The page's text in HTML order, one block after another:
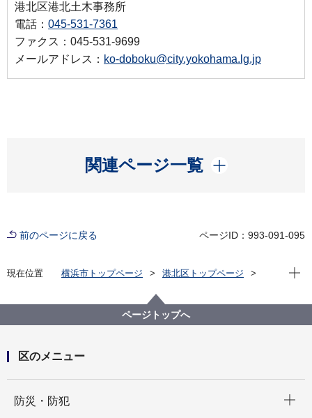
港北区港北土木事務所
電話： 045-531-7361
ファクス：045-531-9699
メールアドレス： ko-doboku@city.yokohama.lg.jp
関連ページ一覧
開く
前のページに戻る ページID：993-091-095
現在位置 横浜市トップページ
港北区トップページ
港北区の公園・緑道
公園・緑道（地図検索）
港北区の公園・緑道（地図検索）Ｃ－３
現在
ページトップへ
区のメニュー
防災・防犯